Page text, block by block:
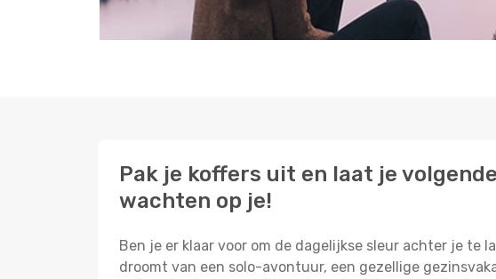
Pak je koffers uit en laat je
wachten op je!
Ben je er klaar voor om de dagelijkse sleur achter je
droomt van een solo-avontuur, een gezellige